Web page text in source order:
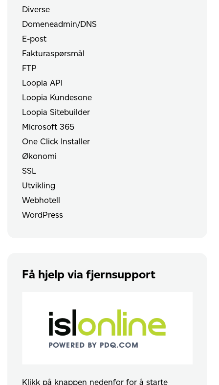
Diverse
Domeneadmin/DNS
E-post
Fakturaspørsmål
FTP
Loopia API
Loopia Kundesone
Loopia Sitebuilder
Microsoft 365
One Click Installer
Økonomi
SSL
Utvikling
Webhotell
WordPress
Få hjelp via fjernsupport
Klikk på knappen nedenfor for å starte